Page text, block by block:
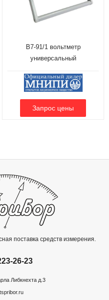
В7-91/1 вольтметр
универсальный
поставка средств измерения.
26-23
Либкнехта д.3